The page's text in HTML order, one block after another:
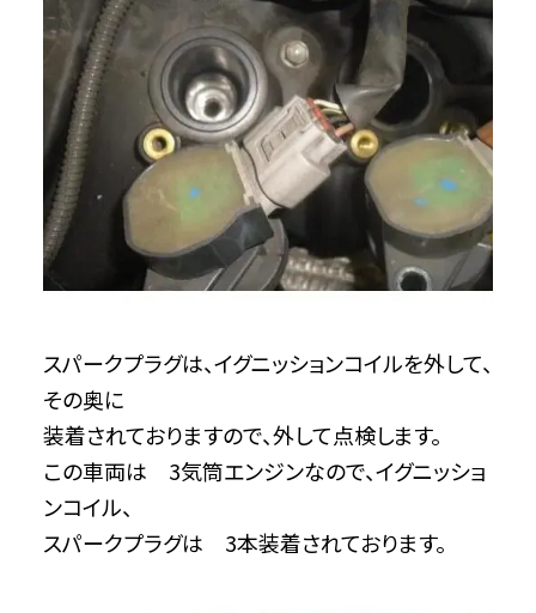
スパークプラグは、イグニッションコイルを外して、
その奥に
装着されておりますので、外して点検します。
この車両は 3気筒エンジンなので、イグニッショ
ンコイル、
スパークプラグは 3本装着されております。